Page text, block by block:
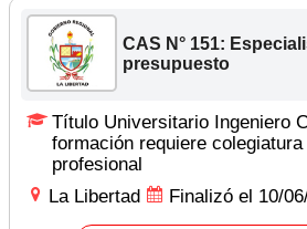
CAS N° 151:
presupuesto
Título Universitario Ingeniero
formación requiere
profesional
La Libertad
Finalizó el 10/